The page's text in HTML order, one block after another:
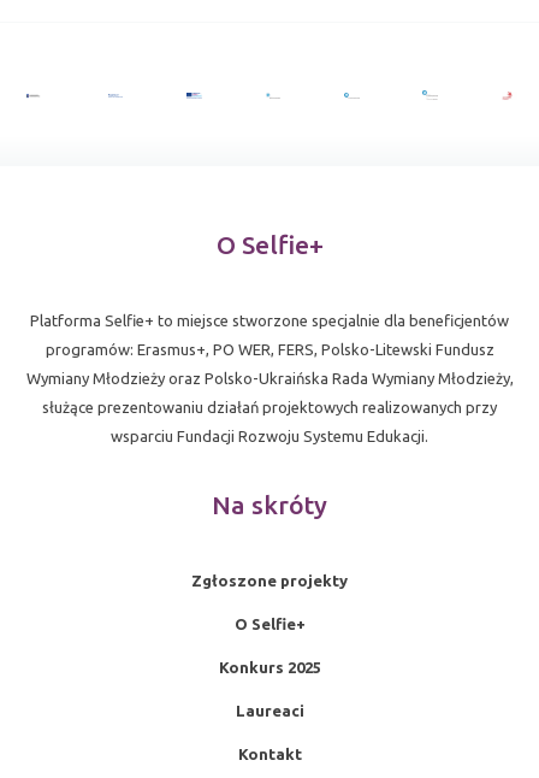
O Selfie+
Platforma Selfie+ to miejsce stworzone specjalnie dla beneficjentów
programów: Erasmus+, PO WER, FERS, Polsko-Litewski Fundusz
Wymiany Młodzieży oraz Polsko-Ukraińska Rada Wymiany Młodzieży,
służące prezentowaniu działań projektowych realizowanych przy
wsparciu Fundacji Rozwoju Systemu Edukacji.
Na skróty
Zgłoszone projekty
O Selfie+
Konkurs 2025
Laureaci
Kontakt